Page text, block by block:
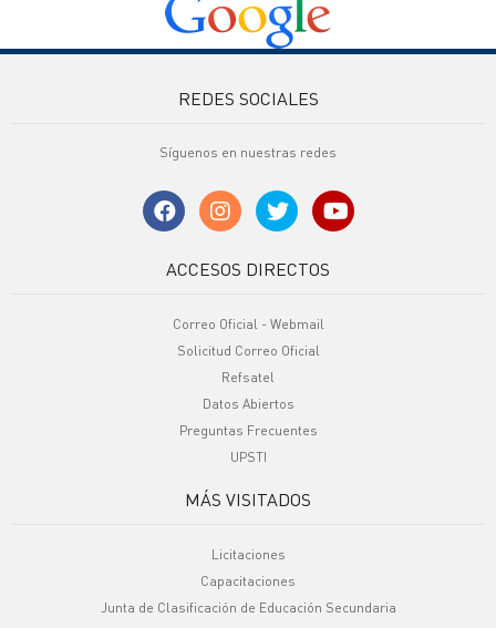
REDES SOCIALES
Síguenos en nuestras redes
ACCESOS DIRECTOS
Correo Oficial - Webmail
Solicitud Correo Oficial
Refsatel
Datos Abiertos
Preguntas Frecuentes
UPSTI
MÁS VISITADOS
Licitaciones
Capacitaciones
Junta de Clasificación de Educación Secundaria